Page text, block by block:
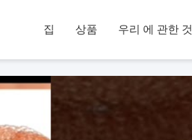
집 상품 우리 에 관한 것